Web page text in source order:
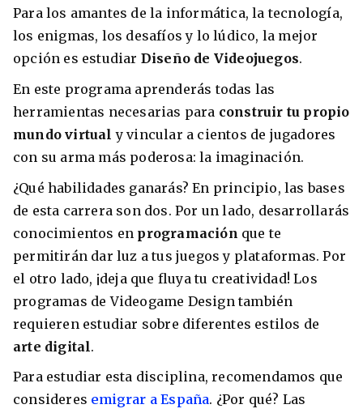
Para los amantes de la informática, la tecnología,
los enigmas, los desafíos y lo lúdico, la mejor
opción es estudiar Diseño de Videojuegos.
En este programa aprenderás todas las
herramientas necesarias para construir tu propio
mundo virtual y vincular a cientos de jugadores
con su arma más poderosa: la imaginación.
¿Qué habilidades ganarás? En principio, las bases
de esta carrera son dos. Por un lado, desarrollarás
conocimientos en programación que te
permitirán dar luz a tus juegos y plataformas. Por
el otro lado, ¡deja que fluya tu creatividad! Los
programas de Videogame Design también
requieren estudiar sobre diferentes estilos de
arte digital.
Para estudiar esta disciplina, recomendamos que
consideres emigrar a España. ¿Por qué? Las